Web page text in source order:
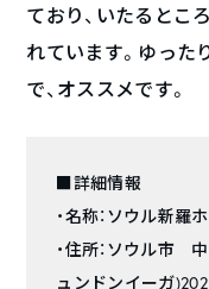
ており、いたるとこ
れています。ゆった
で、オススメです。
■詳細情報
・名称：ソウル新羅
・住所：ソウル市
ュンドンイーガ)202